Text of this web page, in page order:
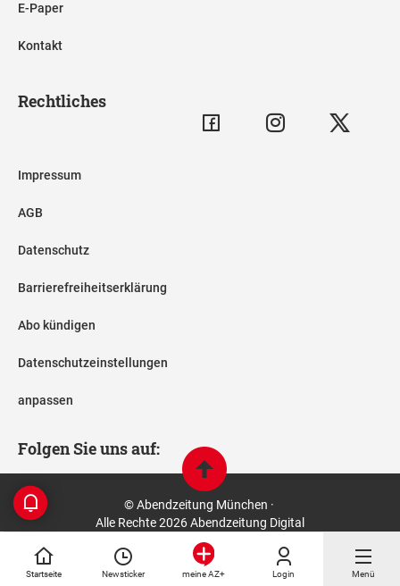
Startseite Newsticker meine AZ+ Login Menü
E-Paper
Kontakt
Rechtliches
Impressum
AGB
Datenschutz
Barrierefreiheitserklärung
Abo kündigen
Datenschutzeinstellungen
anpassen
Folgen Sie uns auf:
© Abendzeitung München ·
Alle Rechte 2026 Abendzeitung Digital